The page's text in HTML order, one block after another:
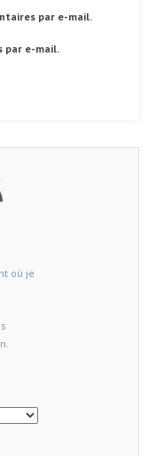
par e-mail.
par e-mail.
où je